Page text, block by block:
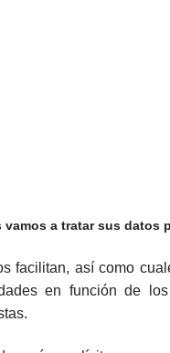
a tratar sus datos
facilitan, así como
en función de